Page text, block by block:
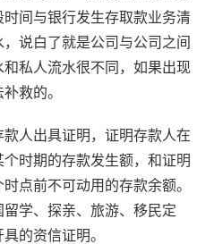
间与银行发生存取款业务清
说白了就是公司与公司之间
私人流水很不同，如果出现
救的。
人出具证明，证明存款人在
时期的存款发生额，和证明
点前不可动用的存款余额。
学、探亲、旅游、移民定
的资信证明。